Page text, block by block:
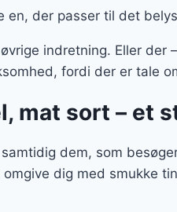
der passer til det
indretning. Eller der
fordi der er tale
mat sort – et
dem, som
dig med smukke